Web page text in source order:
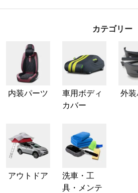
カテゴリー
内装パーツ
車用ボディ
カバー
外装
アウトドア
洗車・工
具・メンテ